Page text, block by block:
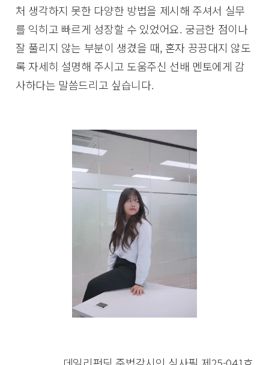
처 생각하지 못한 다양한 방법을 제시해 주셔서 실무
를 익히고 빠르게 성장할 수 있었어요. 궁금한 점이나
잘 풀리지 않는 부분이 생겼을 때, 혼자 끙끙대지 않도
록 자세히 설명해 주시고 도움주신 선배 멘토에게 감
사하다는 말씀드리고 싶습니다.